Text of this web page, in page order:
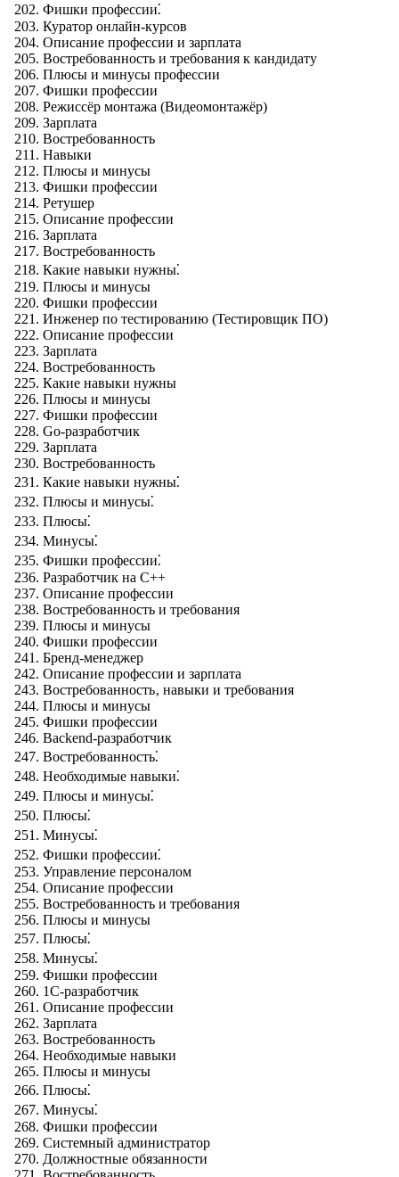
Фишки профессии⁚
Куратор онлайн-курсов
Описание профессии и зарплата
Востребованность и требования к кандидату
Плюсы и минусы профессии
Фишки профессии
Режиссёр монтажа (Видеомонтажёр)
Зарплата
Востребованность
Навыки
Плюсы и минусы
Фишки профессии
Ретушер
Описание профессии
Зарплата
Востребованность
Какие навыки нужны⁚
Плюсы и минусы
Фишки профессии
Инженер по тестированию (Тестировщик ПО)
Описание профессии
Зарплата
Востребованность
Какие навыки нужны
Плюсы и минусы
Фишки профессии
Go-разработчик
Зарплата
Востребованность
Какие навыки нужны⁚
Плюсы и минусы⁚
Плюсы⁚
Минусы⁚
Фишки профессии⁚
Разработчик на C++
Описание профессии
Востребованность и требования
Плюсы и минусы
Фишки профессии
Бренд-менеджер
Описание профессии и зарплата
Востребованность‚ навыки и требования
Плюсы и минусы
Фишки профессии
Backend-разработчик
Востребованность⁚
Необходимые навыки⁚
Плюсы и минусы⁚
Плюсы⁚
Минусы⁚
Фишки профессии⁚
Управление персоналом
Описание профессии
Востребованность и требования
Плюсы и минусы
Плюсы⁚
Минусы⁚
Фишки профессии
1С-разработчик
Описание профессии
Зарплата
Востребованность
Необходимые навыки
Плюсы и минусы
Плюсы⁚
Минусы⁚
Фишки профессии
Системный администратор
Должностные обязанности